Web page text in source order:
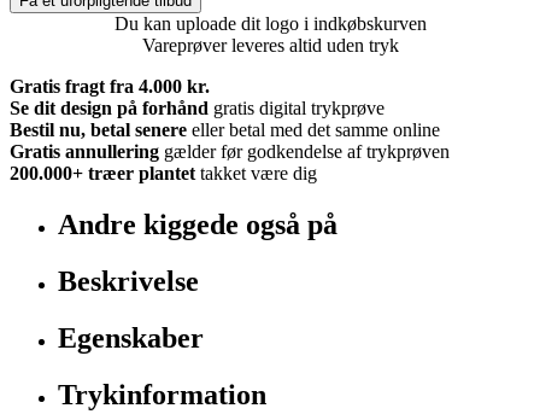
Du kan uploade dit logo i indkøbskurven
Vareprøver leveres altid uden tryk
Gratis fragt fra 4.000 kr.
Se dit design på forhånd gratis digital trykprøve
Bestil nu, betal senere eller betal med det samme online
Gratis annullering gælder før godkendelse af trykprøven
200.000+ træer plantet takket være dig
Andre kiggede også på
Beskrivelse
Egenskaber
Trykinformation